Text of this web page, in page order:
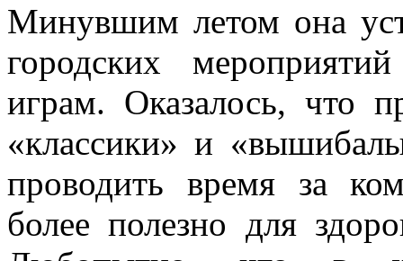
Минувшим летом она
городских
играм. Оказалось, что
«классики» и
проводить время за
более полезно для